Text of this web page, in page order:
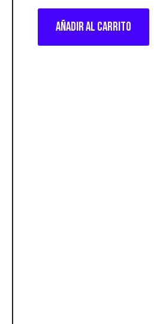
Añadir al carrito